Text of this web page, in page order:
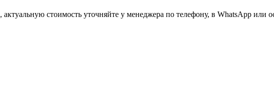
стоимость уточняйте у менеджера по телефону, в WhatsApp или